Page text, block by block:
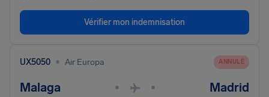
Vérifier mon indemnisation
UX5050 • Air Europa ANNULÉ
Malaga • • Madrid